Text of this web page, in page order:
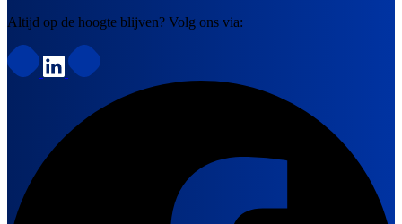
Altijd op de hoogte blijven? Volg ons via: